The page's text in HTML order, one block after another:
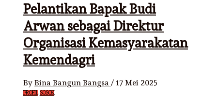
Pelantikan Bapak Budi
Arwan sebagai Direktur
Organisasi Kemasyarakatan
Kemendagri
By Bina Bangun Bangsa / 17 Mei 2025
PROFIL SOSOK